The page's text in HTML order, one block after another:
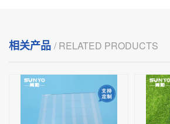
相关产品 / RELATED PRODUCTS